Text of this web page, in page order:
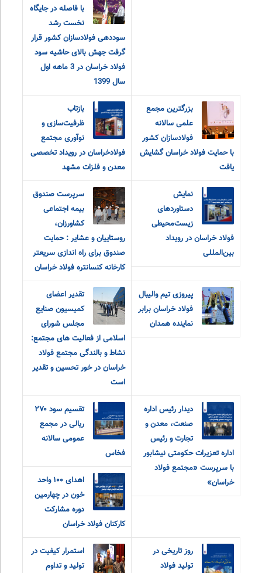
با فاصله در جایگاه
نخست رشد
سوددهی فولادسازان کشور قرار
گرفت جهش بالای حاشیه سود
فولاد خراسان در 3 ماهه اول
سال 1399
بزرگترین مجمع
علمی سالانه
فولادسازان کشور
با حمایت فولاد خراسان گشایش
یافت
بازتاب
ظرفیت‌سازی و
نوآوری مجتمع
فولادخراسان در رویداد تخصصی
معدن و فلزات مشهد
نمایش
دستاوردهای
زیست‌محیطی
فولاد خراسان در رویداد
بین‌المللی
سرپرست صندوق
بیمه اجتماعی
کشاورزان،
روستاییان و عشایر : حمایت
صندوق برای راه اندازی سریعتر
کارخانه کنسانتره فولاد خراسان
پیروزی تیم والیبال
فولاد خراسان برابر
نماینده همدان
تقدیر اعضای
کمیسیون صنایع
مجلس شورای
اسلامی از فعالیت های مجتمع:
نشاط و بالندگی مجتمع فولاد
خراسان در خور تحسین و تقدیر
است
دیدار رئیس اداره
صنعت، معدن و
تجارت و رئیس
اداره تعزیرات حکومتی نیشابور
با سرپرست «مجتمع فولاد
خراسان»
تقسیم سود ۲۷۰
ریالی در مجمع
عمومی سالانه
فخاس
اهدای ۱۰۰ واحد
خون در چهارمین
دوره مشارکت
کارکنان فولاد خراسان
روز تاریخی در
تولید فولاد
استمرار کیفیت در
تولید و تداوم